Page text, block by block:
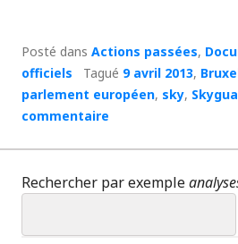
Posté dans Actions passées,
officiels
Tagué 9 avril 2013,
parlement européen, sky,
commentaire
Rechercher par exemple